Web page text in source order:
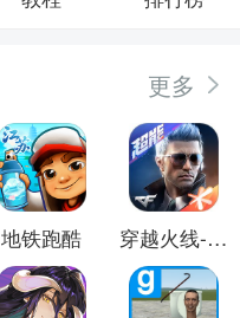
更多
地铁跑酷 穿越火线-枪战王者